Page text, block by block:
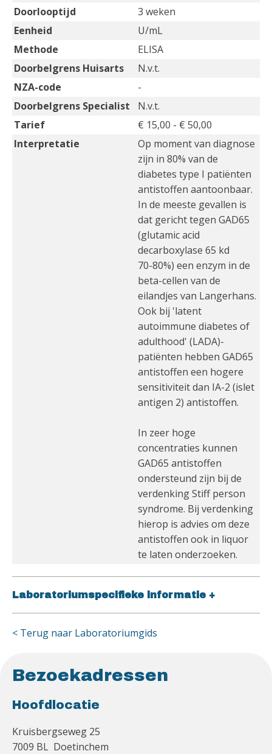
Doorlooptijd
3 weken
Eenheid
U/mL
Methode
ELISA
Doorbelgrens Huisarts
N.v.t.
NZA-code
-
Doorbelgrens Specialist
N.v.t.
Tarief
€ 15,00 - € 50,00
Interpretatie
Op moment van diagnose
zijn in 80% van de
diabetes type I patiënten
antistoffen aantoonbaar.
In de meeste gevallen is
dat gericht tegen GAD65
(glutamic acid
decarboxylase 65 kd
70-80%) een enzym in de
beta-cellen van de
eilandjes van Langerhans.
Ook bij 'latent
autoimmune diabetes of
adulthood' (LADA)-
patiënten hebben GAD65
antistoffen een hogere
sensitiviteit dan IA-2 (islet
antigen 2) antistoffen.
In zeer hoge
concentraties kunnen
GAD65 antistoffen
ondersteund zijn bij de
verdenking Stiff person
syndrome. Bij verdenking
hierop is advies om deze
antistoffen ook in liquor
te laten onderzoeken.
Laboratoriumspecifieke informatie +
< Terug naar Laboratoriumgids
Bezoekadressen
Hoofdlocatie
Kruisbergseweg 25
7009 BL Doetinchem